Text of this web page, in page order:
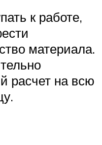
к работе,
материала.
расчет на всю